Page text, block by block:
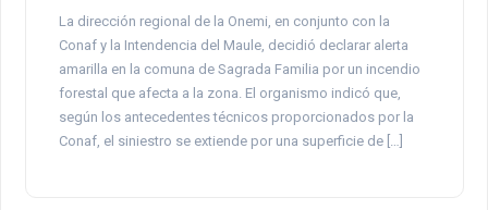
La dirección regional de la Onemi, en conjunto con la
Conaf y la Intendencia del Maule, decidió declarar alerta
amarilla en la comuna de Sagrada Familia por un incendio
forestal que afecta a la zona. El organismo indicó que,
según los antecedentes técnicos proporcionados por la
Conaf, el siniestro se extiende por una superficie de […]